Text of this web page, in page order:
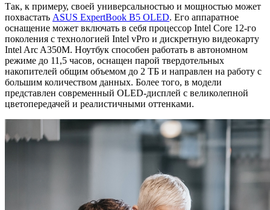
Так, к примеру, своей универсальностью и мощностью может
похвастать ASUS ExpertBook B5 OLED. Его аппаратное
оснащение может включать в себя процессор Intel Core 12-го
поколения с технологией Intel vPro и дискретную видеокарту
Intel Arc A350M. Ноутбук способен работать в автономном
режиме до 11,5 часов, оснащен парой твердотельных
накопителей общим объемом до 2 ТБ и направлен на работу с
большим количеством данных. Более того, в модели
представлен современный OLED-дисплей с великолепной
цветопередачей и реалистичными оттенками.